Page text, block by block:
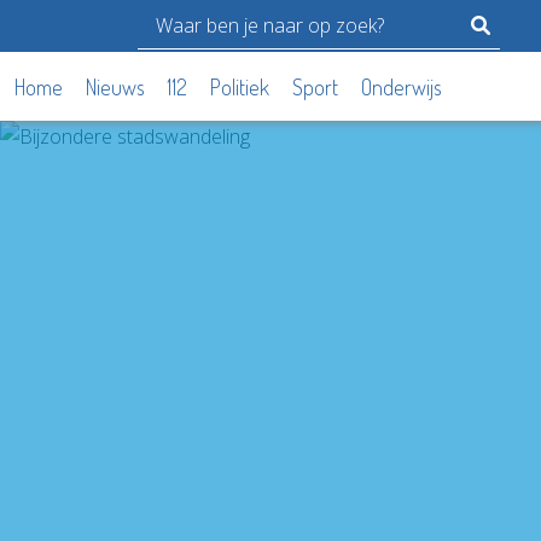
Home Nieuws 112 Politiek Sport Onderwijs